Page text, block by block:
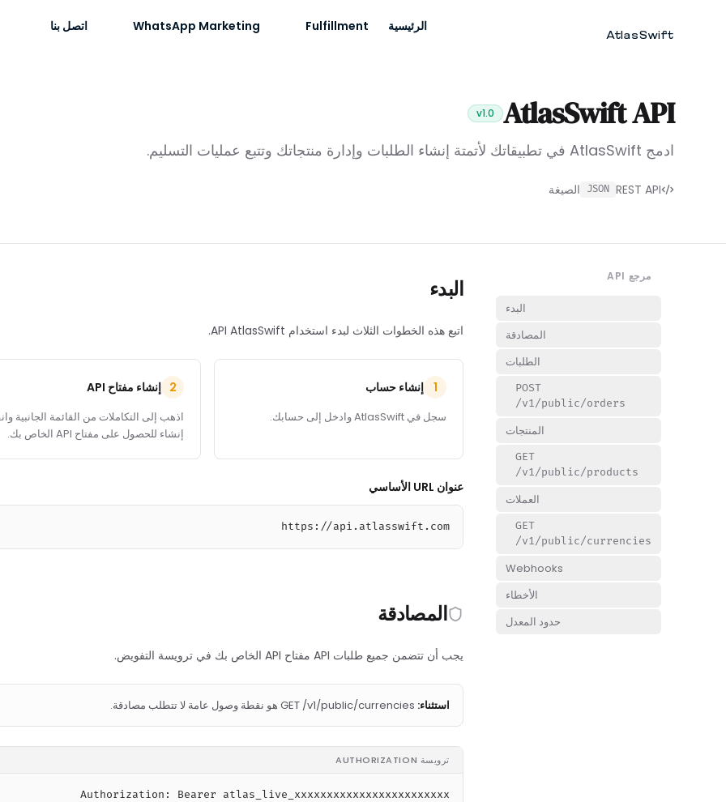
AtlasSwift
الرئيسية Fulfillment
WhatsApp Marketing اتصل بنا
AtlasSwift API
v1.0
ادمج AtlasSwift في تطبيقاتك لأتمتة إنشاء الطلبات وإدارة منتجاتك وتتبع عمليات التسليم.
REST API
JSON الصيغة
مرجع API
البدء
المصادقة
الطلبات
POST
/v1/public/orders
المنتجات
GET
/v1/public/products
العملات
GET
/v1/public/currencies
Webhooks
الأخطاء
حدود المعدل
البدء
اتبع هذه الخطوات الثلاث لبدء استخدام API AtlasSwift.
1 إنشاء حساب
سجل في AtlasSwift وادخل إلى حسابك.
2 إنشاء مفتاح API
اذهب إلى التكاملات من القائمة الجانبية
إنشاء للحصول على مفتاح API الخاص بك.
عنوان URL الأساسي
https://api.atlasswift.com
المصادقة
يجب أن تتضمن جميع طلبات API مفتاح API الخاص بك في ترويسة التفويض.
استثناء: GET /v1/public/currencies هو نقطة وصول عامة لا تتطلب مصادقة.
ترويسة AUTHORIZATION
Authorization: Bearer atlas_live_xxxxxxxxxxxxxxxxxxxxxxxx